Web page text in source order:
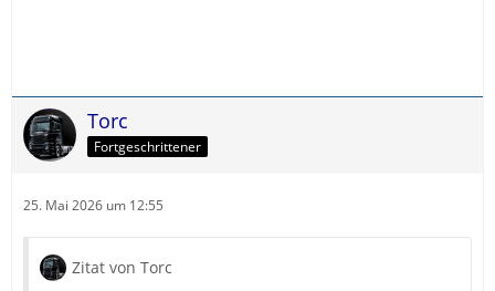
Torc
Fortgeschrittener
25. Mai 2026 um 12:55
Zitat von Torc